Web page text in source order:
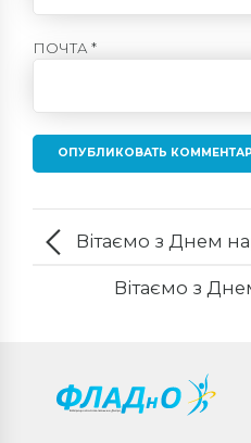
ПОЧТА *
ОПУБЛИКОВАТЬ
Вітаємо з Днем
Вітаємо з